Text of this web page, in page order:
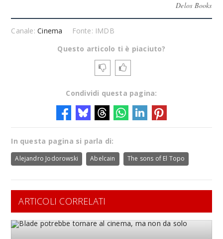
Delos Books
Canale:Cinema
Fonte: IMDB
Questo articolo ti è piaciuto?
Condividi questa pagina:
In questa pagina si parla di:
Alejandro Jodorowski Abelcain The sons of El Topo
ARTICOLI CORRELATI